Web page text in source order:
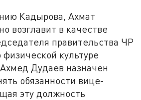
Кадырова, Ахмат
возглавит в качестве
правительства ЧР
культуре
Дудаев назначен
обязанности вице-
эту должность